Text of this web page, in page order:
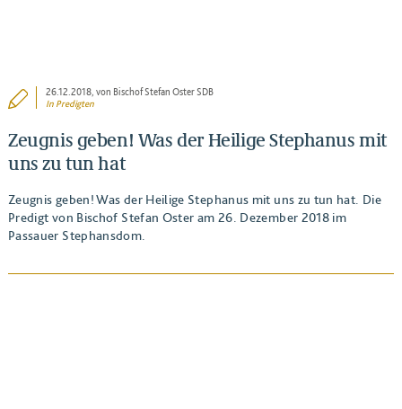
26.12.2018, von Bischof Stefan Oster SDB
In Predigten
Zeugnis geben! Was der Heilige Stephanus mit
uns zu tun hat
Zeugnis geben! Was der Heilige Stephanus mit uns zu tun hat. Die
Predigt von Bischof Stefan Oster am 26. Dezember 2018 im
Passauer Stephansdom.